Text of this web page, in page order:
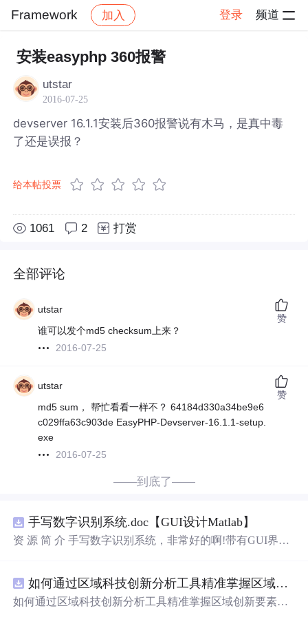
Framework 加入 登录 频道
社区 Framework 帖子详情
安装easyphp 360报警
utstar
2016-07-25
devserver 16.1.1安装后360报警说有木马，是真中毒
了还是误报？
给本帖投票
1061 2 打赏
全部评论
utstar
谁可以发个md5 checksum上来？
2016-07-25
赞
utstar
md5 sum， 帮忙看看一样不？ 64184d330a34be9e6
c029ffa63c903de EasyPHP-Devserver-16.1.1-setup.
exe
2016-07-25
赞
——到底了——
手写数字识别系统.doc【GUI设计Matlab】
资 源 简 介 手写数字识别系统，非常好的啊!带有GUI界
带有直观的图形用户界面（GUI），非常容易使用。你只
需要将手写数字输入系统，它将立即给出准确的识别结
如何通过区域科技创新分析工具精准掌握区域创新要素分布与产业链融合现状？.docx
如何通过区域科技创新分析工具精准掌握区域创新要素分